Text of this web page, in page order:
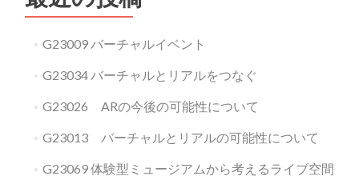
G23009 バーチャルイベント
G23034 バーチャルとリアルをつなぐ
G23026 ARの今後の可能性について
G23013 バーチャルとリアルの可能性について
G23069 体験型ミュージアムから考えるライブ空間